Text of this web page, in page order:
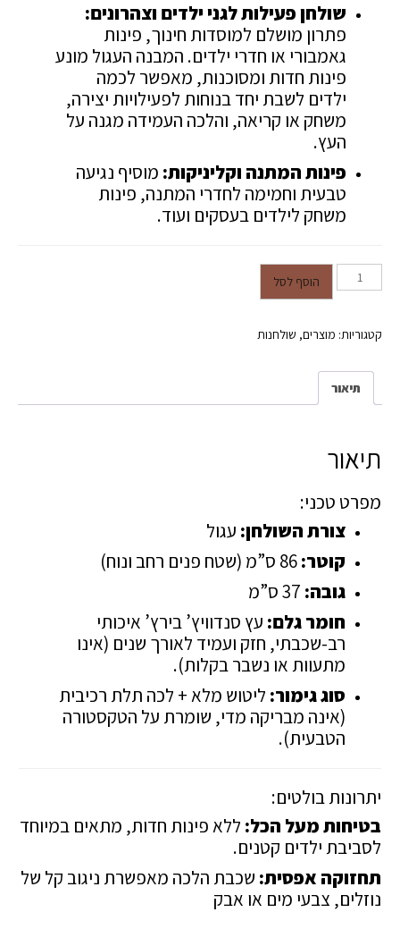
שולחן פעילות לגני ילדים וצהרונים:
פתרון מושלם למוסדות חינוך, פינות
גאמבורי או חדרי ילדים. המבנה העגול מונע
פינות חדות ומסוכנות, מאפשר לכמה
ילדים לשבת יחד בנוחות לפעילויות יצירה,
משחק או קריאה, והלכה העמידה מגנה על
העץ.
פינות המתנה וקליניקות: מוסיף נגיעה
טבעית וחמימה לחדרי המתנה, פינות
משחק לילדים בעסקים ועוד.
כמות של שולחן עץ עגול "קלאסיק" –
לגני ילדים/ שולחן קפה
הוסף לסל
קטגוריות: מוצרים, שולחנות
תיאור
תיאור
מפרט טכני:
צורת השולחן: עגול
קוטר:
גובה:
חומר גלם: עץ סנדוויץ’ בירץ’ איכותי
רב-שכבתי, חזק ועמיד לאורך שנים (אינו
מתעוות או נשבר בקלות).
סוג גימור: ליטוש מלא + לכה תלת רכיבית
(אינה מבריקה מדי, שומרת על הטקסטורה
הטבעית).
יתרונות בולטים:
בטיחות מעל הכל: ללא פינות חדות, מתאים במיוחד
לסביבת ילדים קטנים.
תחזוקה אפסית: שכבת הלכה מאפשרת ניגוב קל של
נוזלים, צבעי מים או אבק